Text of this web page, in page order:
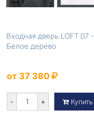
Входная дверь LOFT 07 -
Белое дерево
от 37 380
- + Купить